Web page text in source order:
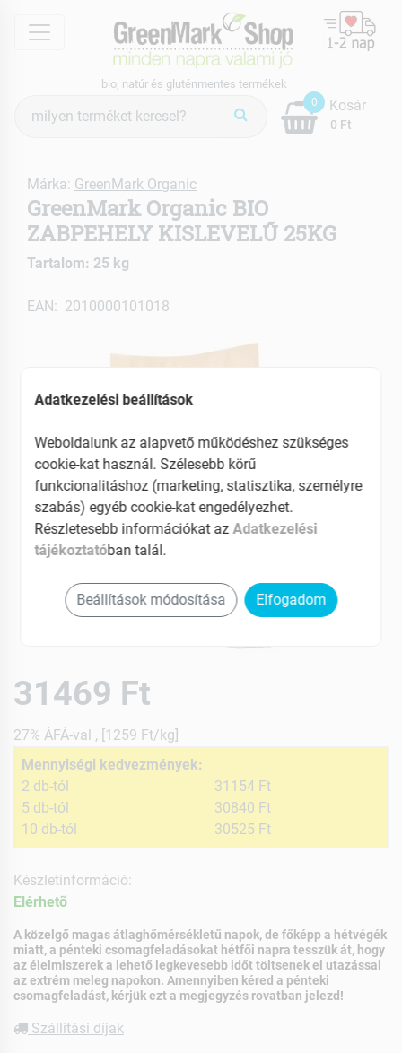
menu
bio, natúr és gluténmentes termékek
keresés
0
0 Ft
Kosár
Márka: GreenMark Organic
GreenMark Organic BIO
ZABPEHELY KISLEVELŰ 25KG
Tartalom: 25 kg
EAN: 2010000101018
31469 Ft
27% ÁFÁ-val , [1259 Ft/kg]
Mennyiségi kedvezmények:
2 db-tól
31154 Ft
5 db-tól
30840 Ft
10 db-tól
30525 Ft
Készletinformáció:
Elérhetõ
A közelgő magas átlaghőmérsékletű napok, de főképp a hétvégék
miatt, a pénteki csomagfeladásokat hétfői napra tesszük át, hogy
az élelmiszerek a lehető legkevesebb időt töltsenek el utazással
az extrém meleg napokon. Amennyiben kéred a pénteki
csomagfeladást, kérjük ezt a megjegyzés rovatban jelezd!
Szállítási díjak
Adatkezelési beállítások
Weboldalunk az alapvető működéshez szükséges
cookie-kat használ. Szélesebb körű
funkcionalitáshoz (marketing, statisztika, személyre
szabás) egyéb cookie-kat engedélyezhet.
Részletesebb információkat azAdatkezelési
tájékoztatóban talál.
Beállítások módosítása Elfogadom